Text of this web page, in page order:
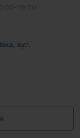
вул.